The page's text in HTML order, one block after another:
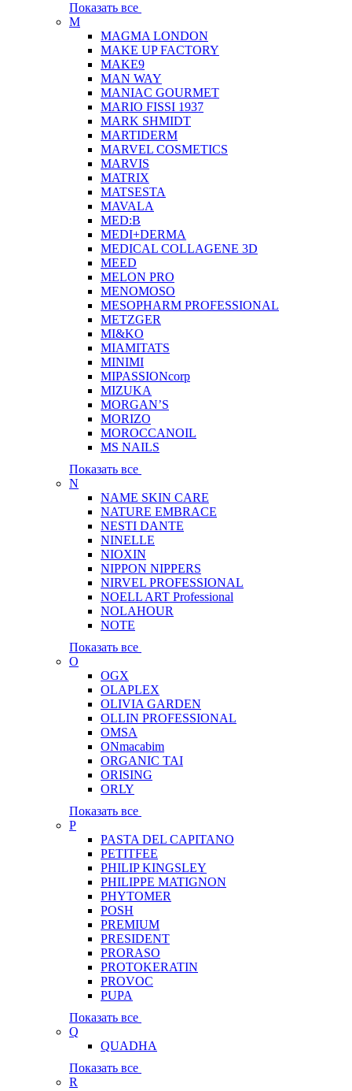
Показать все
M
MAGMA LONDON
MAKE UP FACTORY
MAKE9
MAN WAY
MANIAC GOURMET
MARIO FISSI 1937
MARK SHMIDT
MARTIDERM
MARVEL COSMETICS
MARVIS
MATRIX
MATSESTA
MAVALA
MED:B
MEDI+DERMA
MEDICAL COLLAGENE 3D
MEED
MELON PRO
MENOMOSO
MESOPHARM PROFESSIONAL
METZGER
MI&KO
MIAMITATS
MINIMI
MIPASSIONcorp
MIZUKA
MORGAN’S
MORIZO
MOROCCANOIL
MS NAILS
Показать все
N
NAME SKIN CARE
NATURE EMBRACE
NESTI DANTE
NINELLE
NIOXIN
NIPPON NIPPERS
NIRVEL PROFESSIONAL
NOELL ART Professional
NOLAHOUR
NOTE
Показать все
O
OGX
OLAPLEX
OLIVIA GARDEN
OLLIN PROFESSIONAL
OMSA
ONmacabim
ORGANIC TAI
ORISING
ORLY
Показать все
P
PASTA DEL CAPITANO
PETITFEE
PHILIP KINGSLEY
PHILIPPE MATIGNON
PHYTOMER
POSH
PREMIUM
PRESIDENT
PRORASO
PROTOKERATIN
PROVOC
PUPA
Показать все
Q
QUADHA
Показать все
R